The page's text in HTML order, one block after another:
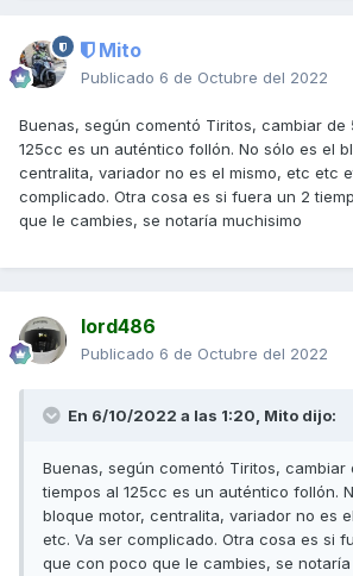
Mito
Publicado 6 de Octubre del 2022
Buenas, según comentó Tiritos, cambiar de
125cc es un auténtico follón. No sólo es el
centralita, variador no es el mismo, etc etc
complicado. Otra cosa es si fuera un 2
que le cambies, se notaría muchisimo
lord486
Publicado 6 de Octubre del 2022
En 6/10/2022 a las 1:20, Mito dijo:
Buenas, según comentó Tiritos,
tiempos al 125cc es un auténtico follón.
bloque motor, centralita, variador no es
etc. Va ser complicado. Otra cosa es si
que con poco que le cambies, se notaría